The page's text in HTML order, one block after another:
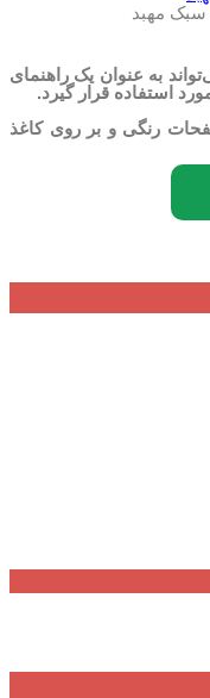
سبک مهبد
به عنوان یک راهنمای
استفاده قرار گیرد.
رنگی و بر روی کاغذ